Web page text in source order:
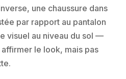
une chaussure dans
par rapport au pantalon
visuel au niveau du sol —
le look, mais pas